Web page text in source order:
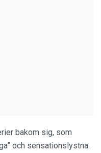
bakom sig, som
och sensationslystna.